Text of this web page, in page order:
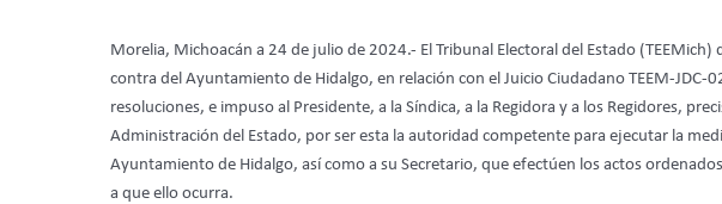
Morelia, Michoacán a 24 de julio de 2024.- El Tribunal Electoral del Estado
contra del Ayuntamiento de Hidalgo, en relación con el Juicio Ciudadano TEEM-
resoluciones, e impuso al Presidente, a la Síndica, a la Regidora y a los Regidores,
Administración del Estado, por ser esta la autoridad competente para ejecutar la
Ayuntamiento de Hidalgo, así como a su Secretario, que efectúen los actos
a que ello ocurra.